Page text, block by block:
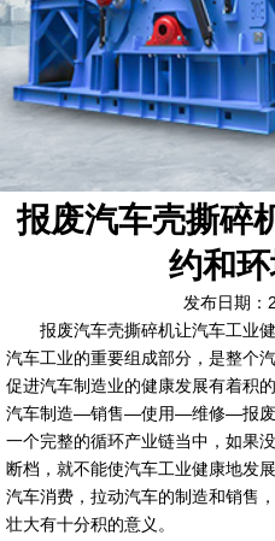
报废汽车壳撕碎
约和
发布日期：
报废汽车壳撕碎机让汽车工业健
汽车工业的重要组成部分，是整个
促进汽车制造业的健康发展有着积
汽车制造—销售—使用—维修—报
一个完整的循环产业链当中，如果
断档，就不能使汽车工业健康地发
汽车消费，拉动汽车的制造和销售
壮大有十分积的意义。